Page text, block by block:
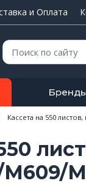
и Оплата
Поиск:
Кассета на 550